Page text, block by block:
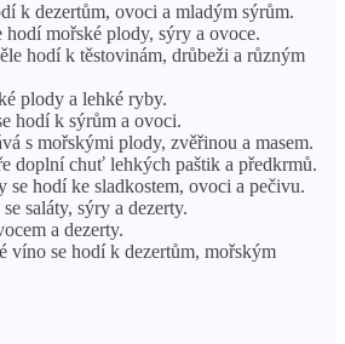
k dezertům, ovoci a mladým sýrům.
hodí mořské plody, sýry a ovoce.
hodí k těstovinám, drůbeži a různým
plody a lehké ryby.
hodí k sýrům a ovoci.
s mořskými plody, zvěřinou a masem.
doplní chuť lehkých paštik a předkrmů.
hodí ke sladkostem, ovoci a pečivu.
saláty, sýry a dezerty.
a dezerty.
víno se hodí k dezertům, mořským